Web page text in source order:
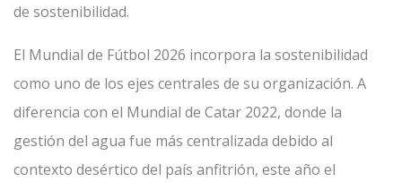
de sostenibilidad.
El Mundial de Fútbol 2026 incorpora la sostenibilidad
como uno de los ejes centrales de su organización. A
diferencia con el Mundial de Catar 2022, donde la
gestión del agua fue más centralizada debido al
contexto desértico del país anfitrión, este año el